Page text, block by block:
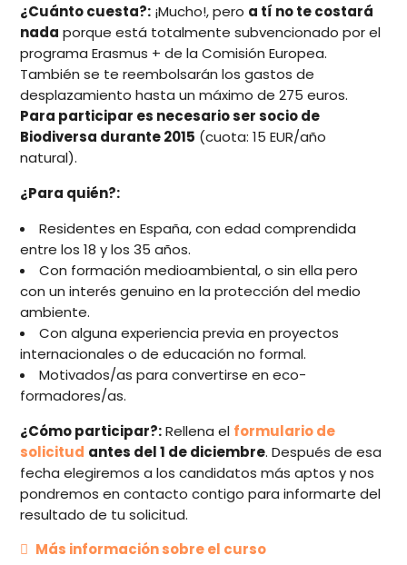
¿Cuánto cuesta?: ¡Mucho!, pero a tí no te costará
nada porque está totalmente subvencionado por el
programa Erasmus + de la Comisión Europea.
También se te reembolsarán los gastos de
desplazamiento hasta un máximo de 275 euros.
Para participar es necesario ser socio de
Biodiversa durante 2015 (cuota: 15 EUR/año
natural).
¿Para quién?:
Residentes en España, con edad comprendida
entre los 18 y los 35 años.
Con formación medioambiental, o sin ella pero
con un interés genuino en la protección del medio
ambiente.
Con alguna experiencia previa en proyectos
internacionales o de educación no formal.
Motivados/as para convertirse en eco-
formadores/as.
¿Cómo participar?:Rellena el formulario de
solicitud antes del 1 de diciembre. Después de esa
fecha elegiremos a los candidatos más aptos y nos
pondremos en contacto contigo para informarte del
resultado de tu solicitud.
Más información sobre el curso